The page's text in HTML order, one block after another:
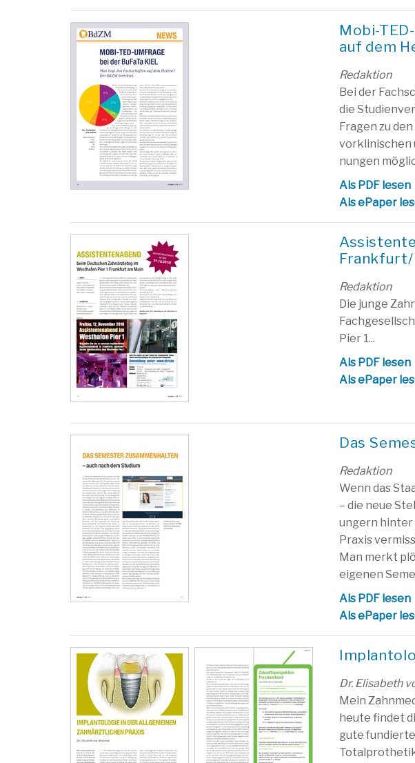
Mobi-
auf dem
Redaktion
Bei der
die
Fragen zu
vorklinischen
nungen
Als PDF lesen
Als ePaper
Frankfurt/
Redaktion
Die junge
Pier 1...
Als PDF lesen
Als ePaper
Das
Redaktion
Wenn das
– die neue
ungern hinter
Praxis
Man merkt
eigenen
Als PDF lesen
Als ePaper
Dr. Elisabeth
Mein
heute findet
gute